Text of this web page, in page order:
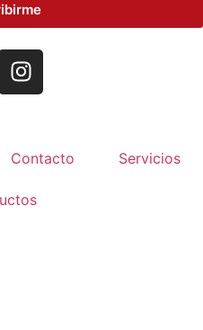
Contacto Servicios